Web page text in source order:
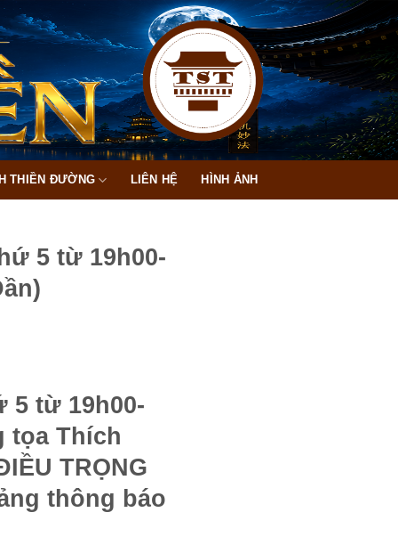
THIỀN ĐƯỜNG LIÊN HỆ HÌNH ẢNH
5 từ 19h00-
5 từ 19h00-
tọa Thích
TRỌNG
thông báo